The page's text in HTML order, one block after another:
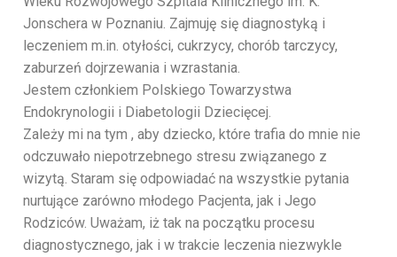
Jonschera w Poznaniu. Zajmuję się diagnostyką i
leczeniem m.in. otyłości, cukrzycy, chorób tarczycy,
zaburzeń dojrzewania i wzrastania.
Jestem członkiem Polskiego Towarzystwa
Endokrynologii i Diabetologii Dziecięcej.
Zależy mi na tym , aby dziecko, które trafia do mnie nie
odczuwało niepotrzebnego stresu związanego z
wizytą. Staram się odpowiadać na wszystkie pytania
nurtujące zarówno młodego Pacjenta, jak i Jego
Rodziców. Uważam, iż tak na początku procesu
diagnostycznego, jak i w trakcie leczenia niezwykle